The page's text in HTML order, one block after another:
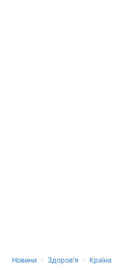
Новини › Здоров'я › Країна